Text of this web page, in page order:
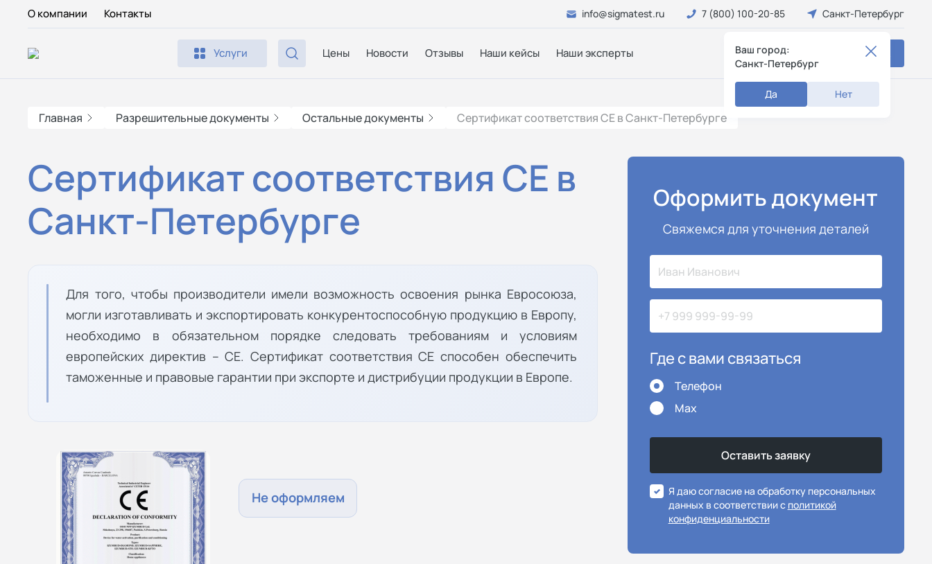
О компании Контакты info@sigmatest.ru 7 (800) 100-20-85 Санкт-Петербург
Ваш город:
Санкт-Петербург
Да Нет
Услуги Цены Новости Отзывы Наши кейсы Наши эксперты Заказать звонок
Главная Разрешительные документы Остальные документы Сертификат соответствия СЕ в Санкт-Петербурге
Сертификат соответствия СЕ в
Санкт-Петербурге
Для того, чтобы производители имели возможность освоения рынка Евросоюза,
могли изготавливать и экспортировать конкурентоспособную продукцию в Европу,
необходимо в обязательном порядке следовать требованиям и условиям
европейских директив – СЕ. Сертификат соответствия СЕ способен обеспечить
таможенные и правовые гарантии при экспорте и дистрибуции продукции в Европе.
Не оформляем
Оформить документ
Свяжемся для уточнения деталей
Где с вами связаться
Телефон
Max
Я даю согласие на обработку персональных
данных в соответствии с политикой
конфиденциальности